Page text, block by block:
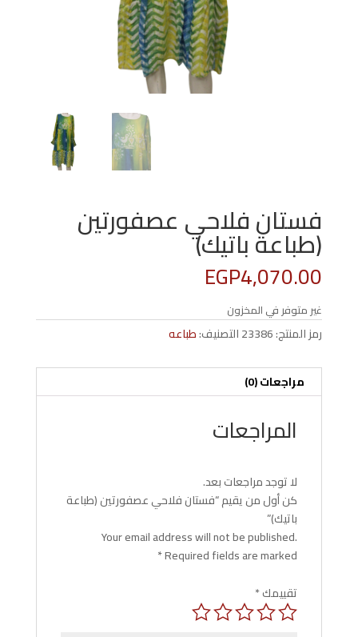
فستان فلاحي عصفورتين
(طباعة باتيك)
EGP4,070.00
غير متوفر في المخزون
رمز المنتج:23386التصنيف:طباعه
مراجعات (0)
المراجعات
لا توجد مراجعات بعد.
كن أول من يقيم “فستان فلاحي عصفورتين (طباعة
باتيك)”
Your email address will not be published.
Required fields are marked
*
تقييمك*